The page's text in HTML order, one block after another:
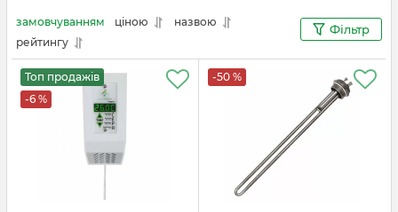
замовчуванням ціною
назвою
рейтингу
Фільтр
Топ продажів
-6 %
-50 %